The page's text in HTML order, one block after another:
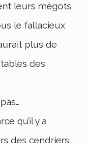
leurs mégots
le fallacieux
plus de
des
qu’il y a
des cendriers